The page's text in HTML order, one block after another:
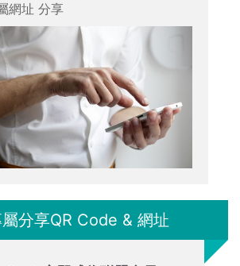
網址 分享
分享QR Code & 網址